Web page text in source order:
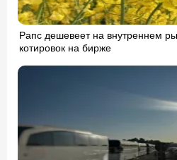
Рапс дешевеет на внутреннем
котировок на бирже